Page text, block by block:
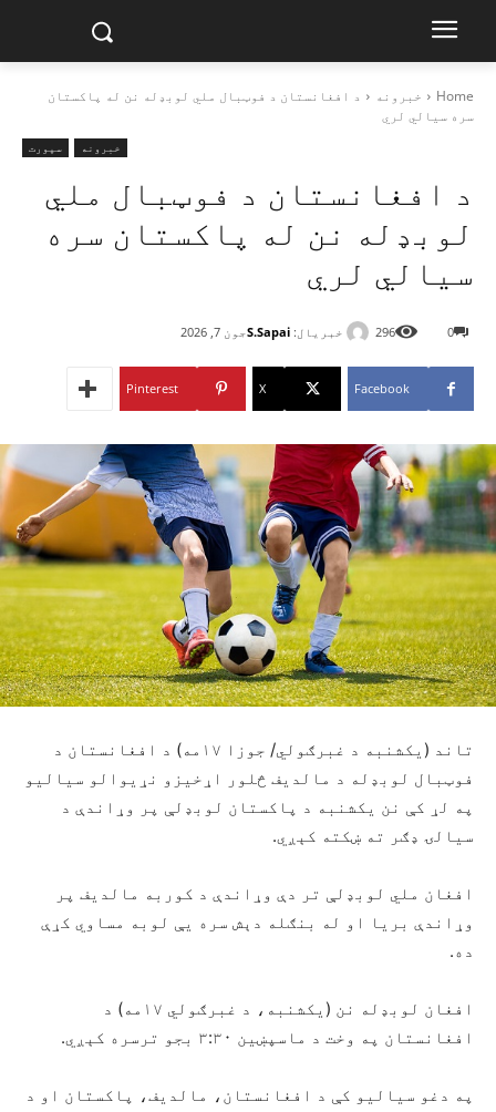
Home خبرونه
د افغانستان د فوټبال ملي لوبډله نن له پاکستان
سره سیالي لري
خبرونه سپورت
د افغانستان د فوټبال ملي
لوبډله نن له پاکستان سره
سیالي لري
خبریال: S.Sapaiجون 7, 2026 0
296
Facebook
X
Pinterest
تاند (یکشنبه د غبرګولي/ جوزا ۱۷مه) د افغانستان د
فوټبال لوبډله د مالدیف څلور اړخیزو نړیوالو سیالیو
په لړ کې نن یکشنبه د پاکستان لوبډلې پر وړاندې د
سیالۍ ډګر ته ښکته کېږي.
افغان ملي لوبډلې تر دې وړاندې د کوربه مالدیف پر
وړاندې بریا او له بنګله دېش سره یې لوبه مساوي کړې
ده.
افغان لوبډله نن (یکشنبه، د غبرګولي ۱۷مه) د
افغانستان په وخت د ماسپښین ۳:۳۰ بجو ترسره کېږي.
په دغو سیالیو کې د افغانستان، مالدیف، پاکستان او د